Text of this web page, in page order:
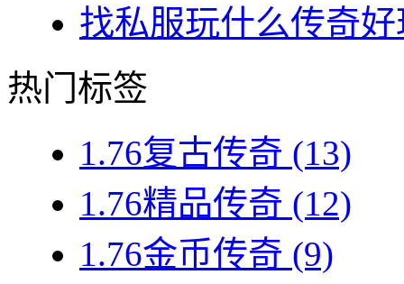
找私服玩什么传奇好
热门标签
1.76复古传奇 (13)
1.76精品传奇 (12)
1.76金币传奇 (9)